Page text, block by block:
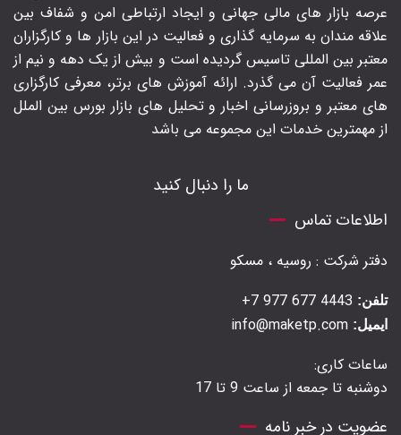
عرصه بازار های مالی جهانی و ایجاد ارتباطی امن و شفاف بین
علاقه مندان به سرمایه گذاری و فعالیت در این بازار ها و کارگزاران
معتبر بین المللی تاسیس گردیده است و بیش از یک دهه و نیم از
عمر فعالیت آن می گذرد. ارائه آموزش های برتر‍، معرفی کارگزاری
های معتبر و بروزرسانی اخبار و تحلیل های بازار بورس بین الملل
از مهمترین خدمات این مجموعه می باشد
ما را دنبال کنید
اطلاعات تماس
دفتر شرکت : روسیه ، مسکو
تلفن:
ایمیل:
ساعات کاری:
دوشنبه تا جمعه از ساعت 9 تا 17
عضویت در خبر نامه